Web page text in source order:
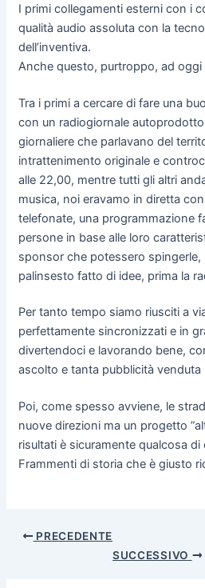
I primi collegamenti esterni con i
qualità audio assoluta con la
dell’inventiva.
Anche questo, purtroppo, ad oggi
Tra i primi a cercare di fare una
con un radiogiornale
giornaliere che parlavano del
intrattenimento originale e
alle 22,00, mentre tutti gli altri
musica, noi eravamo in diretta
telefonate, una programmazione
persone in base alle loro
sponsor che potessero
palinsesto fatto di idee, prima la
Per tanto tempo siamo riusciti a
perfettamente sincronizzati e in
divertendoci e lavorando bene,
ascolto e tanta pubblicità venduta
Poi, come spesso avviene, le
nuove direzioni ma un progetto
risultati è sicuramente qualcosa di
Frammenti di storia che è giusto
PRECEDENTE
SUCCESSIVO